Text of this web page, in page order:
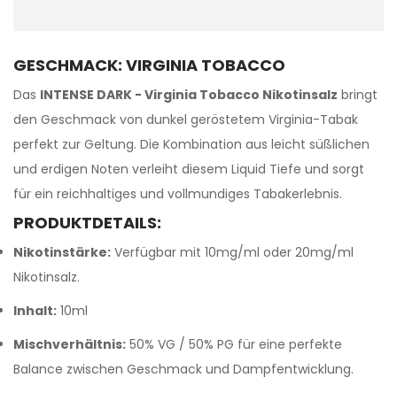
GESCHMACK: VIRGINIA TOBACCO
Das INTENSE DARK - Virginia Tobacco Nikotinsalz bringt
den Geschmack von dunkel geröstetem Virginia-Tabak
perfekt zur Geltung. Die Kombination aus leicht süßlichen
und erdigen Noten verleiht diesem Liquid Tiefe und sorgt
für ein reichhaltiges und vollmundiges Tabakerlebnis.
PRODUKTDETAILS:
Nikotinstärke: Verfügbar mit 10mg/ml oder 20mg/ml
Nikotinsalz.
Inhalt: 10ml
Mischverhältnis: 50% VG / 50% PG für eine perfekte
Balance zwischen Geschmack und Dampfentwicklung.